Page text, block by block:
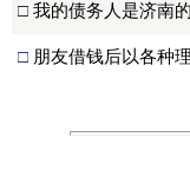
□ 我的债务人是济南
□ 朋友借钱后以各种